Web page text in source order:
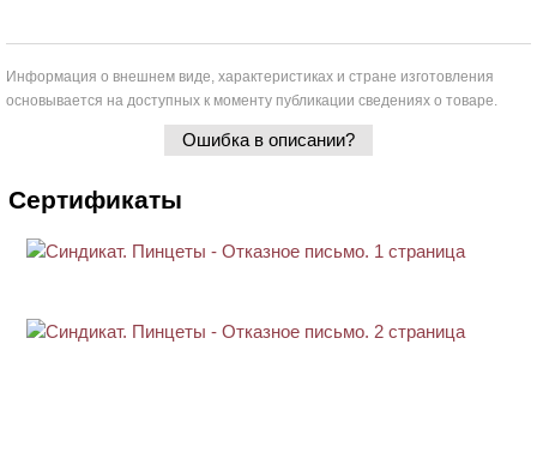
Информация о внешнем виде, характеристиках и стране изготовления
основывается на доступных к моменту публикации сведениях о товаре.
Ошибка в описании?
Сертификаты